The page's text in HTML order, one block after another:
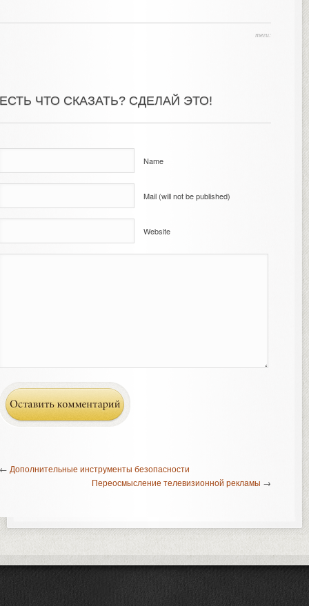
теги:
ЧТО СКАЗАТЬ? СДЕЛАЙ ЭТО!
Name
Mail (will not be published)
Website
Дополнительные инструменты безопасности
Переосмысление телевизионной рекламы →